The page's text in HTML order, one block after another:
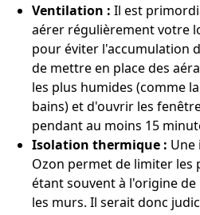
Ventilation : Il est
aérer régulièrement votre
pour éviter l'accumulation
de mettre en place des
les plus humides (comme
bains) et d'ouvrir les
pendant au moins 15
Isolation thermique : Une
Ozon permet de limiter les
étant souvent à l'origine
les murs. Il serait donc